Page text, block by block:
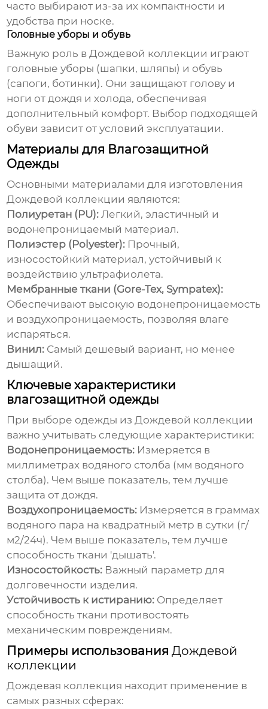
часто выбирают из-за их компактности и
удобства при носке.
Головные уборы и обувь
Важную роль вДождевой коллекции играют
головные уборы (шапки, шляпы) и обувь
(сапоги, ботинки). Они защищают голову и
ноги от дождя и холода, обеспечивая
дополнительный комфорт. Выбор подходящей
обуви зависит от условий эксплуатации.
Материалы для Влагозащитной
Одежды
Основными материалами для изготовления
Дождевой коллекции являются:
Полиуретан (PU): Легкий, эластичный и
водонепроницаемый материал.
Полиэстер (Polyester): Прочный,
износостойкий материал, устойчивый к
воздействию ультрафиолета.
Мембранные ткани (Gore-Tex, Sympatex):
Обеспечивают высокую водонепроницаемость
и воздухопроницаемость, позволяя влаге
испаряться.
Винил: Самый дешевый вариант, но менее
дышащий.
Ключевые характеристики
влагозащитной одежды
При выборе одежды изДождевой коллекции
важно учитывать следующие характеристики:
Водонепроницаемость: Измеряется в
миллиметрах водяного столба (мм водяного
столба). Чем выше показатель, тем лучше
защита от дождя.
Воздухопроницаемость: Измеряется в граммах
водяного пара на квадратный метр в сутки (г/
м2/24ч). Чем выше показатель, тем лучше
способность ткани 'дышать'.
Износостойкость: Важный параметр для
долговечности изделия.
Устойчивость к истиранию: Определяет
способность ткани противостоять
механическим повреждениям.
Примеры использованияДождевой
коллекции
Дождевая коллекция находит применение в
самых разных сферах: